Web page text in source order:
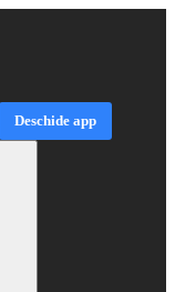
Deschide app